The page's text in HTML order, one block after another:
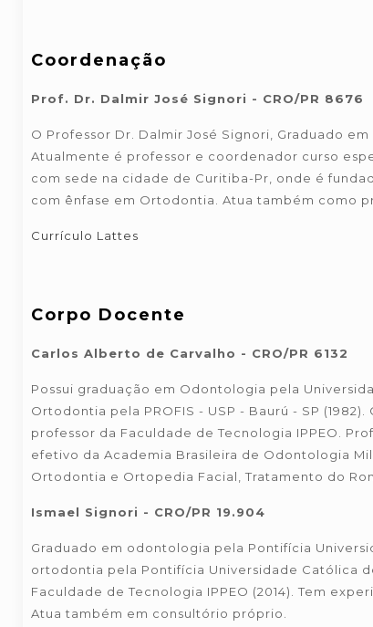
Coordenação
Prof. Dr. Dalmir José Signori - CRO/PR 8676
O Professor Dr. Dalmir José Signori, Graduado
Atualmente é professor e coordenador curso
com sede na cidade de Curitiba-Pr, onde é
com ênfase em Ortodontia. Atua também como
Currículo Lattes
Corpo Docente
Carlos Alberto de Carvalho - CRO/PR 6132
Possui graduação em Odontologia pela
Ortodontia pela PROFIS - USP - Baurú - SP
professor da Faculdade de Tecnologia IPPEO.
efetivo da Academia Brasileira de Odontologia
Ortodontia e Ortopedia Facial, Tratamento do
Ismael Signori - CRO/PR 19.904
Graduado em odontologia pela Pontifícia
ortodontia pela Pontifícia Universidade Católica
Faculdade de Tecnologia IPPEO (2014). Tem
Atua também em consultório próprio.